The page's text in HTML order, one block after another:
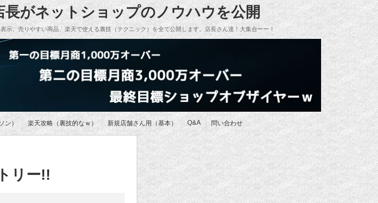
がネットショップのノウハウを公開
、売りやすい商品、楽天で使える裏技（テクニック）を全て公開します。店長さん達！大集合ーー！
ン） 楽天攻略（裏技的なｗ） 新規店舗さん用（基本） Q&A 問い合わせ
リー!!